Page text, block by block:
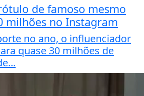
de famoso mesmo
milhões no Instagram
no ano, o influenciador
quase 30 milhões de